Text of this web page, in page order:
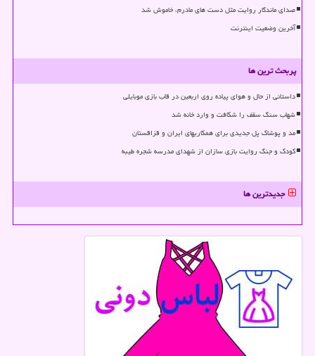
صدای ماندگار روایت مثل دست های مادرم، خاموش شد
آخرین وضعیت اینترنت
پربحث ترین ها
داستانی از حال و هوای پیاده روی اربعین در قاب بازی موبایلی
شهاب سنگ سقف را شکافت و وارد خانه شد
مد و پوشاک پل جدیدی برای همکاریهای ایران و قزاقستان
کودک و جنگ روایت بازی سازان از شهدای مدرسه شجره طیبه
جدیدترین ها